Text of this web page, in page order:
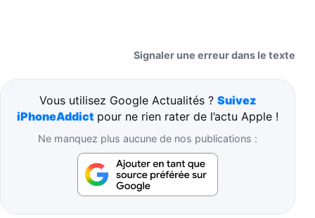
Signaler une erreur dans le texte
Vous utilisez Google Actualités ? Suivez
iPhoneAddict pour ne rien rater de l’actu Apple !
Ne manquez plus aucune de nos publications :